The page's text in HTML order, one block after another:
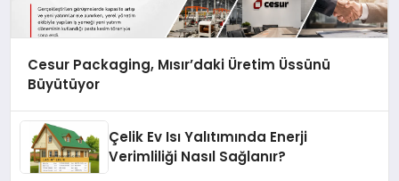
Cesur Packaging, Mısır’daki Üretim Üssünü
Büyütüyor
Çelik Ev Isı Yalıtımında Enerji
Verimliliği Nasıl Sağlanır?